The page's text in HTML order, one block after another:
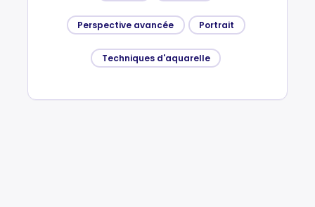
Perspective avancée Portrait
Techniques d'aquarelle